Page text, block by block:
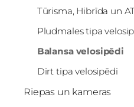
Tūrisma, Hibrīda un
Pludmales tipa
Balansa velosipēdi
Dirt tipa velosipēdi
Riepas un kameras